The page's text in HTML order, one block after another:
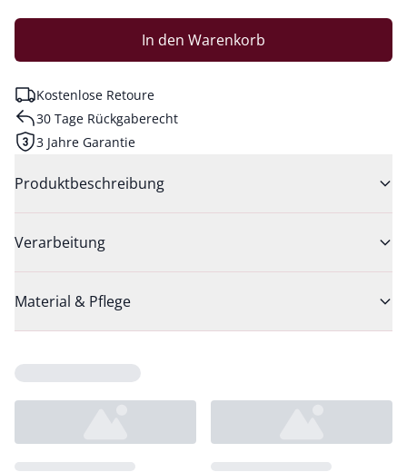
In den Warenkorb
Kostenlose Retoure
30 Tage Rückgaberecht
3 Jahre Garantie
Produktbeschreibung
Verarbeitung
Material & Pflege